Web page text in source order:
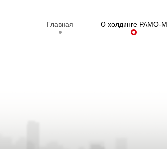
Главная О холдинге РАМО-М